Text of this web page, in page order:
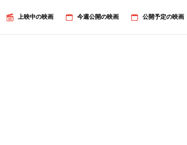
上映中の映画 今週公開の映画 公開予定の映画